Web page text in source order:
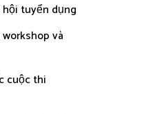
tuyển dụng
và
cuộc thi